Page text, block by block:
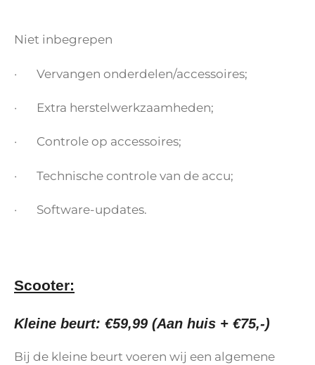
Niet inbegrepen
· Vervangen onderdelen/accessoires;
· Extra herstelwerkzaamheden;
· Controle op accessoires;
· Technische controle van de accu;
· Software-updates.
Scooter:
Kleine beurt: €59,99 (Aan huis + €75,-)
Bij de kleine beurt voeren wij een algemene